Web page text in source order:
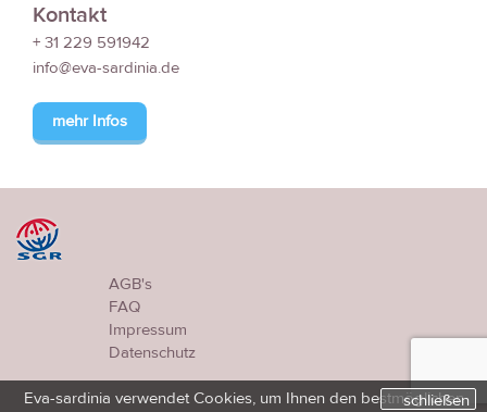
Eva-sardinia verwendet Cookies, um Ihnen den bestmöglichen
schließen
Kontakt
+ 31 229 591942
info@eva-sardinia.de
mehr Infos
AGB's
FAQ
Impressum
Datenschutz